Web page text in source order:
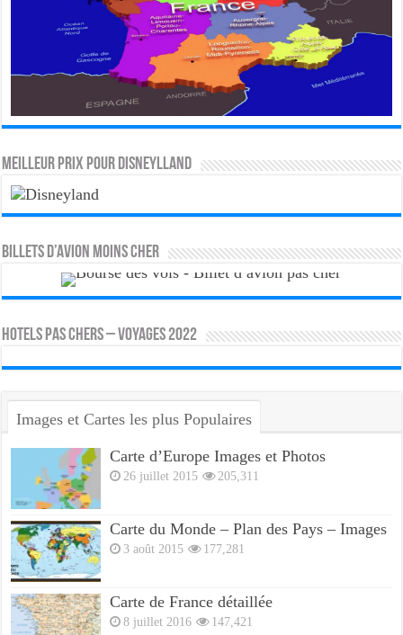
MEILLEUR PRIX POUR DISNEYLLAND
Billets d’avion moins cher
HOTELS PAS CHERS – VOYAGES 2022
Images et Cartes les plus Populaires
Carte d’Europe Images et Photos
26 juillet 2015 205,311
Carte du Monde – Plan des Pays – Images
3 août 2015 177,281
Carte de France détaillée
8 juillet 2016 147,421